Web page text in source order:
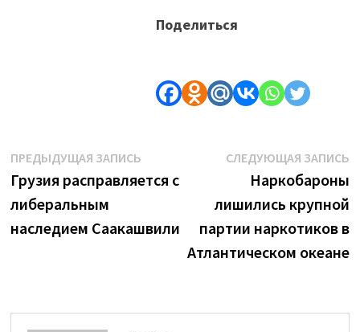
Поделиться
Навигация
по
записям
ПРЕДЫДУЩАЯ ЗАПИСЬПредыдущая
запись:
Грузия расправляется с
либеральным
наследием Саакашвили
СЛЕДУЮЩАЯ ЗАПИСЬ
Наркобароны
лишились крупной
партии наркотиков в
Атлантическом океане